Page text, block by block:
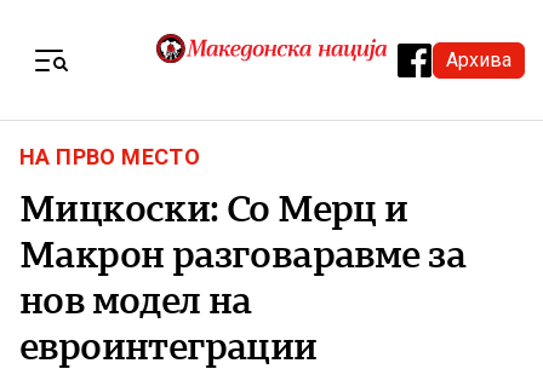
Архива
НА ПРВО МЕСТО
Мицкоски: Со Мерц и
Макрон разговаравме за
нов модел на
евроинтеграции